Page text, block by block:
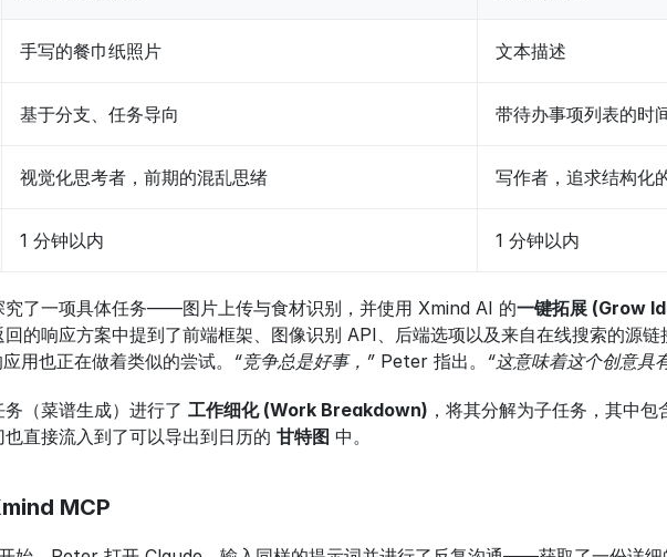
手写的餐巾纸照片 文本描述
基于分支、任务导向 带待办事项列表的时
视觉化思考者，前期的混乱思绪 写作者，追求结构化
1 分钟以内 1 分钟以内
究了一项具体任务——图片上传与食材识别，并使用 Xmind AI 的一键拓展 (Grow
的响应方案中提到了前端框架、图像识别 API、后端选项以及来自在线搜索的源
用也正在做着类似的尝试。 “竞争总是好事，” Peter 指出。 “这意味着这个创意具
（菜谱生成）进行了 工作细化 (Work Breakdown) ，将其分解为子任务，其中
直接流入到了可以导出到日历的 甘特图 中。
MCP